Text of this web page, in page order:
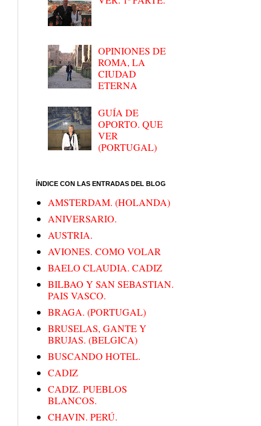
OPINIONES DE
ROMA, LA
CIUDAD
ETERNA
GUÍA DE
OPORTO. QUE
VER
(PORTUGAL)
ÍNDICE CON LAS ENTRADAS DEL BLOG
AMSTERDAM. (HOLANDA)
ANIVERSARIO.
AUSTRIA.
AVIONES. COMO VOLAR
BAELO CLAUDIA. CADIZ
BILBAO Y SAN SEBASTIAN.
PAIS VASCO.
BRAGA. (PORTUGAL)
BRUSELAS, GANTE Y
BRUJAS. (BELGICA)
BUSCANDO HOTEL.
CADIZ
CADIZ. PUEBLOS
BLANCOS.
CHAVIN. PERÚ.